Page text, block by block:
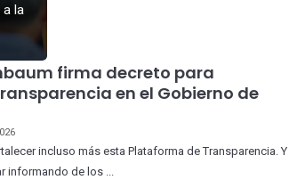
la
firma decreto para
en el Gobierno de
incluso más esta Plataforma de Transparencia. Y
informando de los ...